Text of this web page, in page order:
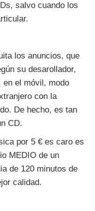
salvo cuando los
los anuncios, que
su desarollador,
en el móvil, modo
con la
De hecho, es tan
CD.
por 5 € es caro es
MEDIO de un
de 120 minutos de
calidad.